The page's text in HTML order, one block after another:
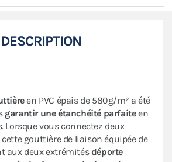
DESCRIPTION
en PVC épais de 580g/m² a été
garantir une étanchéité parfaiteen
Lorsque vous connectez deux
gouttière de liaison équipée de
aux deux extrémitésdéporte